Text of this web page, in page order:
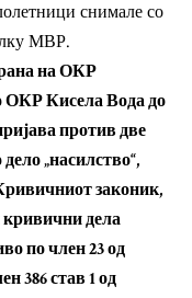
снимале со
МВР.
на ОКР
ОКР Кисела Вода до
против две
„насилство“,
законик,
кривични дела
по член 23 од
386 став 1 од